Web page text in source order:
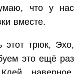
что у нас
вместе.
трюк, Эхо,
это ещё раз